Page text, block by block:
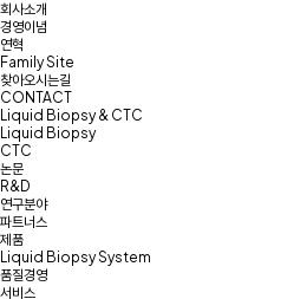
회사소개
경영이념
연혁
Family Site
찾아오시는길
CONTACT
Liquid Biopsy & CTC
Liquid Biopsy
CTC
논문
R&D
연구분야
파트너스
제품
Liquid Biopsy System
품질경영
서비스